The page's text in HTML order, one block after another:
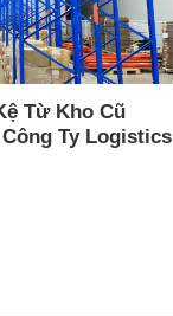
Từ Kho Cũ
Ty Logistics